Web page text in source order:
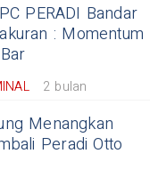
PERADI Bandar
: Momentum
2 bulan
Menangkan
Peradi Otto